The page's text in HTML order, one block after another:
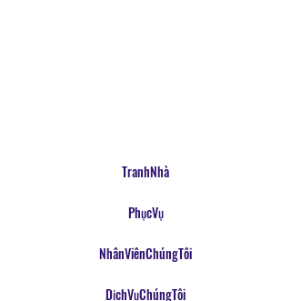
TranhNhà
PhụcVụ
NhânViênChúngTôi
DịchVụChúngTôi